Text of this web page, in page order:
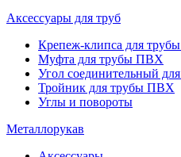
Аксессуары для труб
Крепеж-клипса для
Муфта для трубы ПВХ
Угол соединительный
Тройник для трубы ПВХ
Углы и повороты
Металлорукав